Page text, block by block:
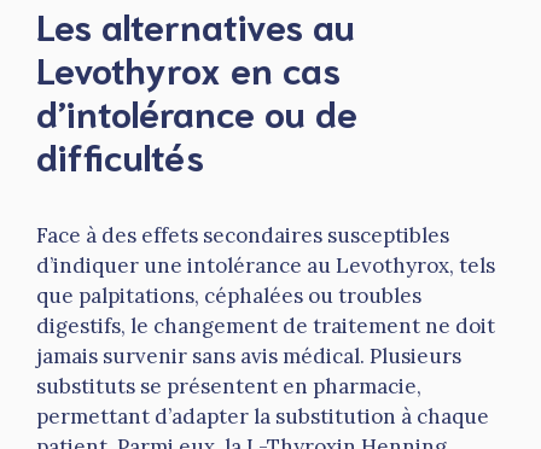
Les alternatives au
Levothyrox en cas
d’intolérance ou de
difficultés
Face à des effets secondaires susceptibles
d’indiquer une intolérance au Levothyrox, tels
que palpitations, céphalées ou troubles
digestifs, le changement de traitement ne doit
jamais survenir sans avis médical. Plusieurs
substituts se présentent en pharmacie,
permettant d’adapter la substitution à chaque